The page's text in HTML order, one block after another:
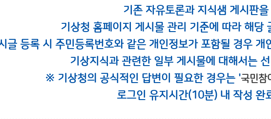
기존 자유토론과 지식샘 게시판
기상청 홈페이지 게시물 관리 기준에 따라 해당
글 등록 시 주민등록번호와 같은 개인정보가 포함될 경우
기상지식과 관련한 일부 게시물에 대해서는
※ 기상청의 공식적인 답변이 필요한 경우는 '국민참
로그인 유지시간(10분) 내 작성 완